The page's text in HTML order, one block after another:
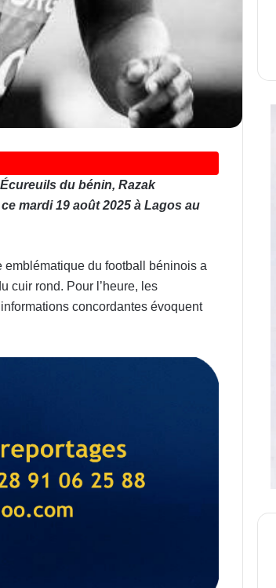
du bénin, Razak
mardi 19 août 2025 à Lagos au
emblématique du football béninois a
cuir rond. Pour l’heure, les
concordantes évoquent